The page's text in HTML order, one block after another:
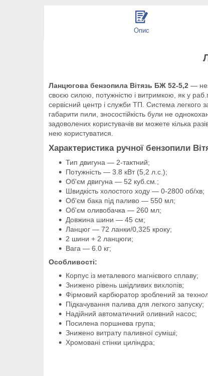
Опис
Ланцюгова бензопила Вітязь БЖ 52-5,2 —
своєю силою, потужністю і витримкою, як у
сервісний центр і служби ТП. Система легкого
габарити пили, зносостійкість були не
задоволених користувачів ви можете кілька
нею користуватися.
Характеристика ручної бензопили
Тип двигуна — 2-тактний;
Потужність — 3.8 кВт (5,2 л.с.);
Об'єм двигуна — 52 куб.см.;
Швидкість холостого ходу — 0-2800 об/хв;
Об'єм бака під паливо — 550 мл;
Об'єм оливобачка — 260 мл;
Довжина шини — 45 см;
Ланцюг — 72 ланки/0,325 кроку;
2 шини + 2 ланцюги;
Вага — 6.0 кг;
Особливості:
Корпус із металевого магнієвого сплаву;
Знижено рівень шкідливих вихлопів;
Фірмовий карбюратор зроблений за
Підкачування палива для легкого запуску;
Надійний автоматичний оливний насос;
Посилена поршнева група;
Знижено витрату паливної суміші;
Хромовані стінки циліндра;